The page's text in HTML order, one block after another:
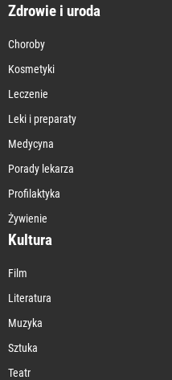
Zdrowie i uroda
Choroby
Kosmetyki
Leczenie
Leki i preparaty
Medycyna
Porady lekarza
Profilaktyka
Żywienie
Kultura
Film
Literatura
Muzyka
Sztuka
Teatr